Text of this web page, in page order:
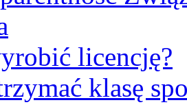
licencję?
klasę